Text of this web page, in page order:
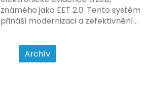
zákazníkem.
známého jako EET 2.0. Tento systém
přináší modernizaci a zefektivnění
usnadnit život podnikatelům i
kontrolním orgánům. Podívejme se
na hlavní změny, které EET 2.0
Archív